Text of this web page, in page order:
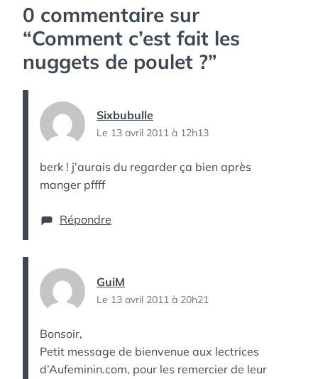
0 commentaire sur
“Comment c’est fait les
nuggets de poulet ?”
Sixbubulle
Le 13 avril 2011 à 12h13
berk ! j’aurais du regarder ça bien après
manger pffff
Répondre
GuiM
Le 13 avril 2011 à 20h21
Bonsoir,
Petit message de bienvenue aux lectrices
d’Aufeminin.com, pour les remercier de leur